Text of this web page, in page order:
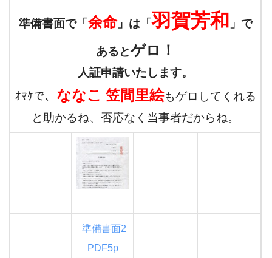
準備書面で「余命」は「羽賀芳和 」で
あるとゲロ！
人証申請いたします。
ｵﾏｹで、 ななこ 笠間里絵もゲロしてくれる
と助かるね、否応なく当事者だからね。
準備書面2
PDF5p